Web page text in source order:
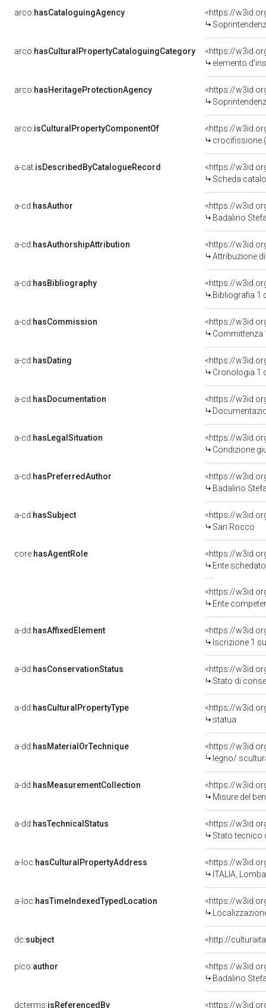
arco:hasCataloguingAgency
<https://
arco:hasCulturalPropertyCataloguingCategory
<https://
elemento
arco:hasHeritageProtectionAgency
<https://
arco:isCulturalPropertyComponentOf
<https://
crocifissione
a-cat:isDescribedByCatalogueRecord
<https://
Scheda
a-cd:hasAuthor
<https://
Badalino
a-cd:hasAuthorshipAttribution
<https://
Attribuzione
a-cd:hasBibliography
<https://
Bibliografia 1
a-cd:hasCommission
<https://
Committenza
a-cd:hasDating
<https://
Cronologia 1
a-cd:hasDocumentation
a-cd:hasLegalSituation
Condizione
a-cd:hasPreferredAuthor
<https://
Badalino
a-cd:hasSubject
<https://
San Rocco
core:hasAgentRole
<https://
Ente schedatore del
<https://
Ente competente per
a-dd:hasAffixedElement
<https://
Iscrizione 1
a-dd:hasConservationStatus
<https://
Stato di
a-dd:hasCulturalPropertyType
<https://
statua
a-dd:hasMaterialOrTechnique
legno/
a-dd:hasMeasurementCollection
<https://
Misure del
a-dd:hasTechnicalStatus
<https://
Stato tecnico
a-loc:hasCulturalPropertyAddress
<https://
ITALIA,
a-loc:hasTimeIndexedTypedLocation
<https://
dc:subject <http://
pico:author
<https://
Badalino
dcterms:isReferencedBy <https://